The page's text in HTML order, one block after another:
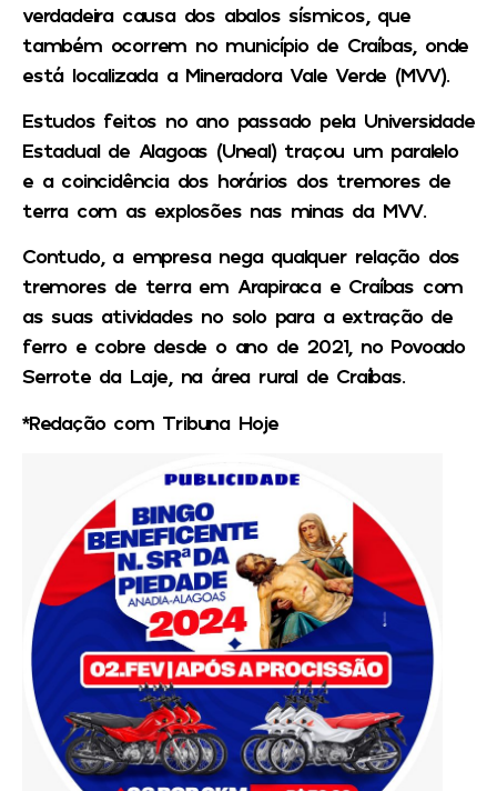
verdadeira causa dos abalos sísmicos, que
também ocorrem no município de Craíbas, onde
está localizada a Mineradora Vale Verde (MVV).
Estudos feitos no ano passado pela Universidade
Estadual de Alagoas (Uneal) traçou um paralelo
e a coincidência dos horários dos tremores de
terra com as explosões nas minas da MVV.
Contudo, a empresa nega qualquer relação dos
tremores de terra em Arapiraca e Craíbas com
as suas atividades no solo para a extração de
ferro e cobre desde o ano de 2021, no Povoado
Serrote da Laje, na área rural de Craíbas.
*Redação com Tribuna Hoje